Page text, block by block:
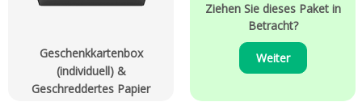
Geschenkkartenbox
(individuell) &
Geschreddertes Papier
Ziehen Sie dieses Paket in
Betracht?
Weiter